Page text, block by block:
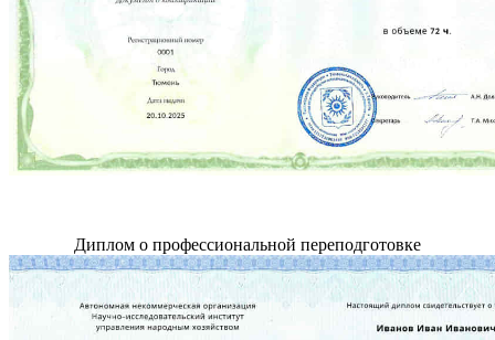
Диплом о профессиональной переподготовке